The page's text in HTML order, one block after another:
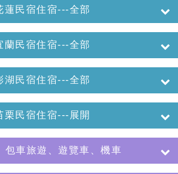
蓮民宿住宿---全部
蘭民宿住宿---全部
湖民宿住宿---全部
栗民宿住宿---展開
包車旅遊、遊覽車、機車